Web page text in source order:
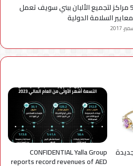
إنشاء 5 مراكز لتجميع الألبان ببني سويف تعمل
السلامة الدولية
CONFIDENTIAL Yalla Group
reports record revenues of AED